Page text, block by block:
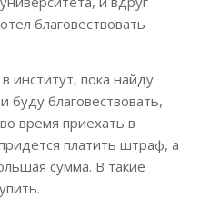
благовествовать
институт, пока найду
буду благовествовать,
время приехать в
платить штраф, а
сумма. В такие